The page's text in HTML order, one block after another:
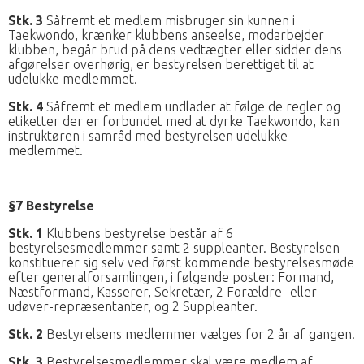
Stk. 3 Såfremt et medlem misbruger sin kunnen i
Taekwondo, krænker klubbens anseelse, modarbejder
klubben, begår brud på dens vedtægter eller sidder dens
afgørelser overhørig, er bestyrelsen berettiget til at
udelukke medlemmet.
Stk. 4 Såfremt et medlem undlader at følge de regler og
etiketter der er forbundet med at dyrke Taekwondo, kan
instruktøren i samråd med bestyrelsen udelukke
medlemmet.
§7 Bestyrelse
Stk. 1 Klubbens bestyrelse består af 6
bestyrelsesmedlemmer samt 2 suppleanter. Bestyrelsen
konstituerer sig selv ved først kommende bestyrelsesmøde
efter generalforsamlingen, i følgende poster: Formand,
Næstformand, Kasserer, Sekretær, 2 Forældre- eller
udøver-repræsentanter, og 2 Suppleanter.
Stk. 2 Bestyrelsens medlemmer vælges for 2 år af gangen.